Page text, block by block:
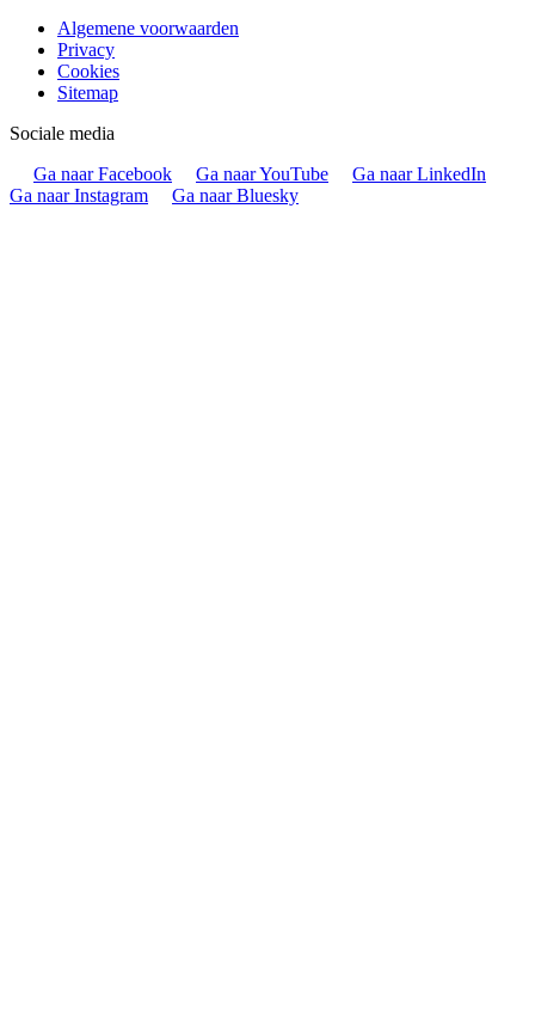
Algemene voorwaarden
Privacy
Cookies
Sitemap
Sociale media
Ga naar Facebook
Ga naar YouTube
Ga naar LinkedIn
Ga naar Instagram
Ga naar Bluesky